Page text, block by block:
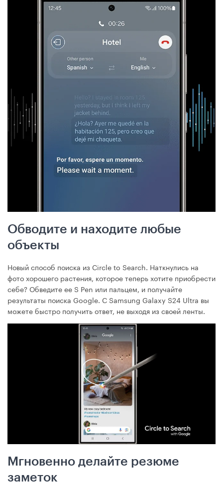
Обводите и находите любые
объекты
Новый способ поиска из Circle to Search. Наткнулись на
фото хорошего растения, которое теперь хотите приобрести
себе? Обведите ее S Pen или пальцем, и получайте
результаты поиска Google. С Samsung Galaxy S24 Ultra вы
можете быстро получить ответ, не выходя из своей ленты.
Мгновенно делайте резюме
заметок